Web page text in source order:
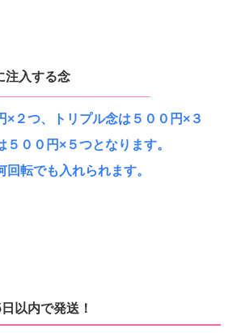
注入する念
×２つ、トリプル念は５００円×３
００円×５つとなります。
転でも入れられます。
以内で発送！